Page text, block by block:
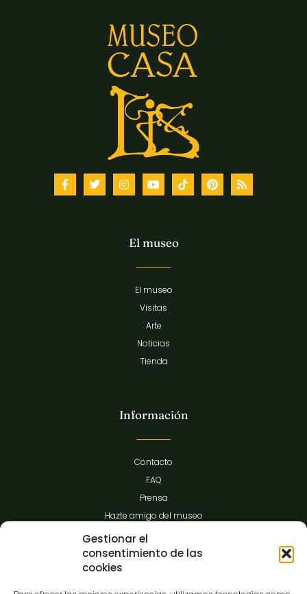
Gestionar el
consentimiento de las
cookies
El museo
El museo
Visitas
Arte
Noticias
Tienda
Información
Contacto
FAQ
Prensa
Hazte amigo del museo
Transparencia